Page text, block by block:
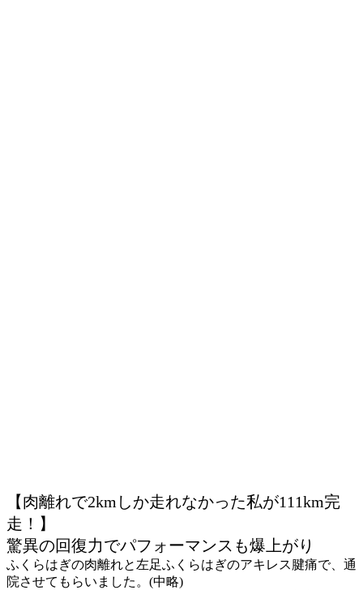
【肉離れで2kmしか走れなかった私が111km完
走！】
驚異の回復力でパフォーマンスも爆上がり
ふくらはぎの肉離れと左足ふくらはぎのアキレス腱痛で、通
院させてもらいました。(中略)